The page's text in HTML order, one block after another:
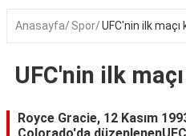
Seyahat
Oyun
Yaşam
Anasayfa Spor UFC'nin ilk maçı
UFC'nin ilk
Royce Gracie, 12 Kasım